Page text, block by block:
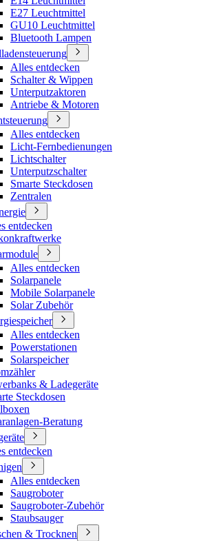
E27 Leuchtmittel
GU10 Leuchtmittel
Bluetooth Lampen
Alles entdecken
Schalter & Wippen
Unterputzaktoren
Antriebe & Motoren
Alles entdecken
Licht-Fernbedienungen
Lichtschalter
Unterputzschalter
Smarte Steckdosen
Zentralen
entdecken
Alles entdecken
Solarpanele
Mobile Solarpanele
Solar Zubehör
Alles entdecken
Powerstationen
Solarspeicher
& Ladegeräte
Steckdosen
Beratung
entdecken
Alles entdecken
Saugroboter
Saugroboter-Zubehör
Staubsauger
& Trocknen